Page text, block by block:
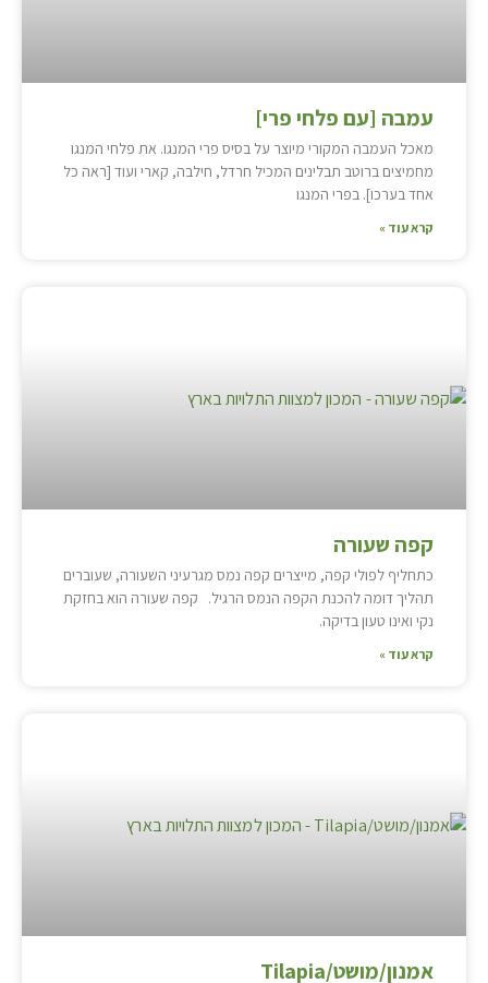
עמבה [עם פלחי פרי]
מאכל העמבה המקורי מיוצר על בסיס פרי המנגו. את פלחי המנגו
מחמיצים ברוטב תבלינים המכיל חרדל, חילבה, קארי ועוד [ראה כל
אחד בערכו]. בפרי המנגו
קרא עוד »
קפה שעורה
כתחליף לפולי קפה, מייצרים קפה נמס מגרעיני השעורה, שעוברים
תהליך דומה להכנת הקפה הנמס הרגיל. קפה שעורה הוא בחזקת
נקי ואינו טעון בדיקה.
קרא עוד »
אמנון/מושט/Tilapia